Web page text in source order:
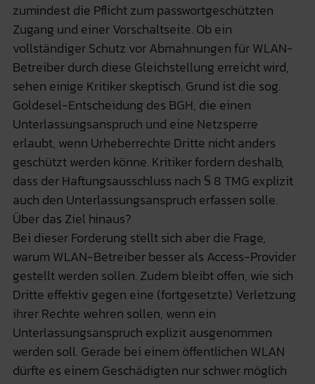
zumindest die Pflicht zum passwortgeschützten
Zugang und einer Vorschaltseite. Ob ein
vollständiger Schutz vor Abmahnungen für WLAN-
Betreiber durch diese Gleichstellung erreicht wird,
sehen einige Kritiker skeptisch. Grund ist die sog.
Goldesel-Entscheidung des BGH, die einen
Unterlassungsanspruch und eine Netzsperre
erlaubt, wenn Urheberrechte Dritte nicht anders
geschützt werden könne. Kritiker fordern deshalb,
dass der Haftungsausschluss nach § 8 TMG explizit
auch den Unterlassungsanspruch erfassen solle.
Über das Ziel hinaus?
Bei dieser Forderung stellt sich aber die Frage,
warum WLAN-Betreiber besser als Access-Provider
gestellt werden sollen. Zudem bleibt offen, wie sich
Dritte effektiv gegen eine (fortgesetzte) Verletzung
ihrer Rechte wehren sollen, wenn ein
Unterlassungsanspruch explizit ausgenommen
werden soll. Gerade bei einem öffentlichen WLAN
dürfte es einem Geschädigten nur schwer möglich